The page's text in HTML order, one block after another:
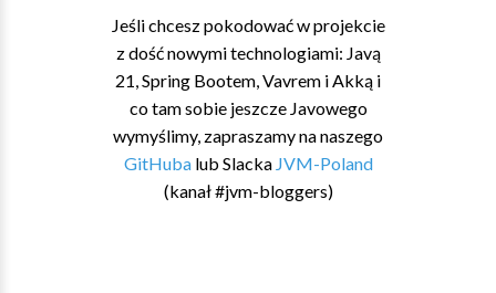
Jeśli chcesz pokodować w projekcie
z dość nowymi technologiami: Javą
21, Spring Bootem, Vavrem i Akką i
co tam sobie jeszcze Javowego
wymyślimy, zapraszamy na naszego
GitHubalub Slacka JVM-Poland
(kanał #jvm-bloggers)